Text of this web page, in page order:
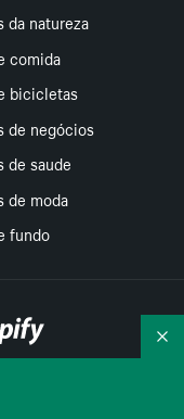
da natureza
comida
bicicletas
de negócios
de saude
de moda
fundo